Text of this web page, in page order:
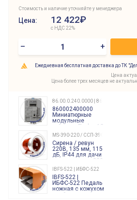
Стоимость и наличие уточняйте у менеджера
Цена: 12 422₽
с НДС 22%
– +
Ежедневная бесплатная доставка до ТК
Цена
Цена более трех месяцев не
86.00.0.240.0000 | 860002400000
860002400000
Миниатюрные
модульные
таймеры Finder, 12-
240 Вольт AC/DC
Finder
86.00.0.240.0000
MS-390-220 / ССП-390 220В
Сирена / ревун
220В, 135 мм, 115
дБ, IP44 для дачи
производства 220
Вольт звук ситены
"пожарная
тревога"
IBFS-522 | ИБФС-522
IBFS-522 |
ИБФС-522 Педаль
ножная с кожухом
двойная,